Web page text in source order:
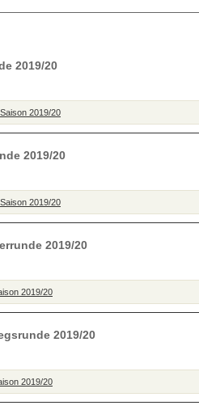
2019/20
Saison 2019/20
2019/20
Saison 2019/20
2019/20
2019/20
2019/20
2019/20